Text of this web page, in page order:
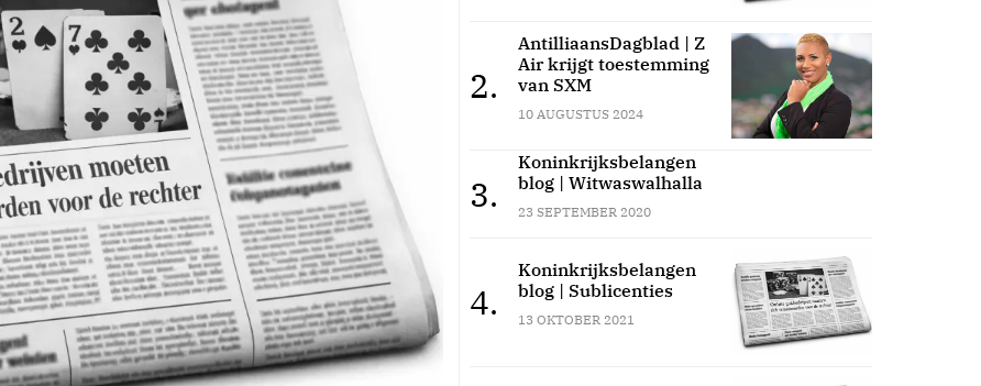
2.
AntilliaansDagblad | Z
Air krijgt toestemming
van SXM
10 AUGUSTUS 2024
3.
Koninkrijksbelangen
blog | Witwaswalhalla
23 SEPTEMBER 2020
4.
Koninkrijksbelangen
blog | Sublicenties
13 OKTOBER 2021